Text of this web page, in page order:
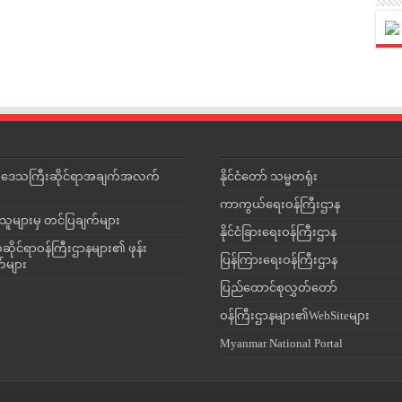
ဒေသကြီးဆိုင်ရာအချက်အလက်
များမှ တင်ပြချက်များ
ရာဝန်ကြီးဌာနများ၏ ဖုန်း
ျား
နိုင်ငံတော် သမ္မတရုံး
ကာကွယ်ရေးဝန်ကြီးဌာန
နိုင်ငံခြားရေးဝန်ကြီးဌာန
ပြန်ကြားရေးဝန်ကြီးဌာန
ပြည်ထောင်စုလွှတ်တော်
ဝန်ကြီးဌာနများ၏WebSiteများ
Myanmar National Portal